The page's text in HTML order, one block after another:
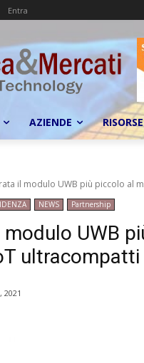
Entra
AZIENDE RISORSE
il modulo UWB più piccolo al
NEWS Partnership
modulo UWB
ultracompatti
2021